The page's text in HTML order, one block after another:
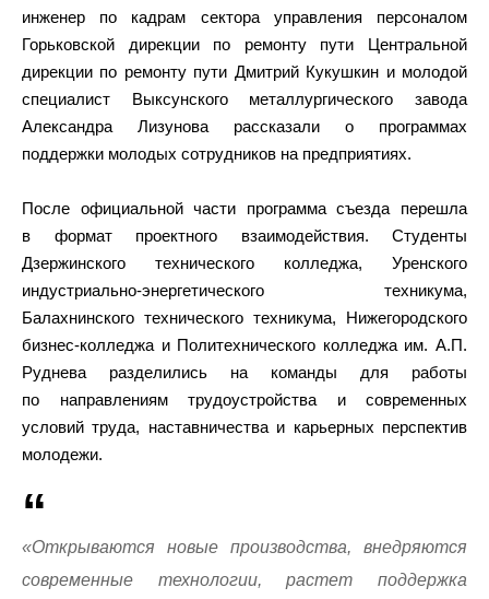
инженер по кадрам сектора управления персоналом
Горьковской дирекции по ремонту пути Центральной
дирекции по ремонту пути Дмитрий Кукушкин и молодой
специалист Выксунского металлургического завода
Александра Лизунова рассказали о программах
поддержки молодых сотрудников на предприятиях.
После официальной части программа съезда перешла
в формат проектного взаимодействия. Студенты
Дзержинского технического колледжа, Уренского
индустриально-энергетического техникума,
Балахнинского технического техникума, Нижегородского
бизнес-колледжа и Политехнического колледжа им. А.П.
Руднева разделились на команды для работы
по направлениям трудоустройства и современных
условий труда, наставничества и карьерных перспектив
молодежи.
«Открываются новые производства, внедряются
современные технологии, растет поддержка